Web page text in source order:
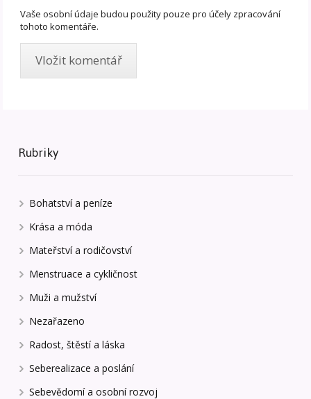
Vaše osobní údaje budou použity pouze pro účely zpracování
tohoto komentáře.
Rubriky
Bohatství a peníze
Krása a móda
Mateřství a rodičovství
Menstruace a cykličnost
Muži a mužství
Nezařazeno
Radost, štěstí a láska
Seberealizace a poslání
Sebevědomí a osobní rozvoj